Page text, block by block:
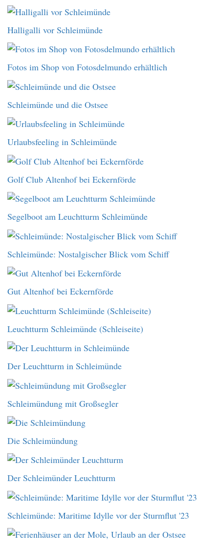
Halligalli vor Schleimünde
Fotos im Shop von Fotosdelmundo erhältlich
Schleimünde und die Ostsee
Urlaubsfeeling in Schleimünde
Golf Club Altenhof bei Eckernförde
Segelboot am Leuchtturm Schleimünde
Schleimünde: Nostalgischer Blick vom Schiff
Gut Altenhof bei Eckernförde
Leuchtturm Schleimünde (Schleiseite)
Der Leuchtturm in Schleimünde
Schleimündung mit Großsegler
Die Schleimündung
Der Schleimünder Leuchtturm
Schleimünde: Maritime Idylle vor der Sturmflut '23